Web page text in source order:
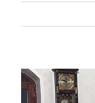
View
Larger